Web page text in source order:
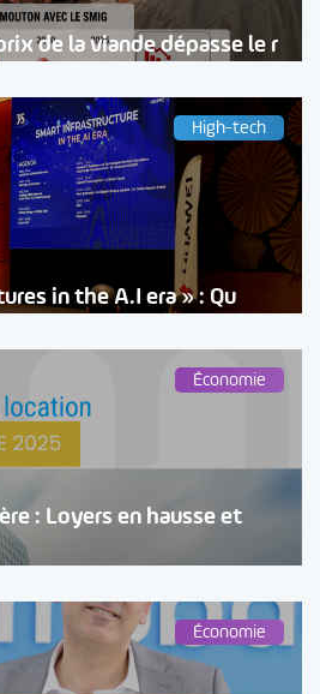
de la viande dépasse le r
High-tech
in the A.I era » : Qu
Économie
: Loyers en hausse et
Économie